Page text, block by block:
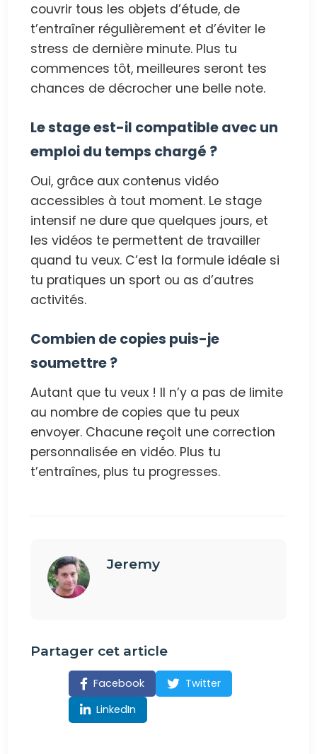
couvrir tous les objets d’étude, de
t’entraîner régulièrement et d’éviter le
stress de dernière minute. Plus tu
commences tôt, meilleures seront tes
chances de décrocher une belle note.
Le stage est-il compatible avec un
emploi du temps chargé ?
Oui, grâce aux contenus vidéo
accessibles à tout moment. Le stage
intensif ne dure que quelques jours, et
les vidéos te permettent de travailler
quand tu veux. C’est la formule idéale si
tu pratiques un sport ou as d’autres
activités.
Combien de copies puis-je
soumettre ?
Autant que tu veux ! Il n’y a pas de limite
au nombre de copies que tu peux
envoyer. Chacune reçoit une correction
personnalisée en vidéo. Plus tu
t’entraînes, plus tu progresses.
Jeremy
Partager cet article
Facebook
Twitter
LinkedIn